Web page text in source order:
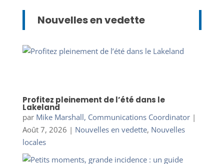
Nouvelles en vedette
Profitez pleinement de l’été dans le
Lakeland
par Mike Marshall, Communications Coordinator|
Août 7, 2026 | Nouvelles en vedette, Nouvelles
locales